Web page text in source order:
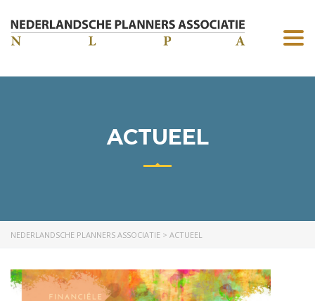
ACTUEEL
NEDERLANDSCHE PLANNERS ASSOCIATIE > ACTUEEL